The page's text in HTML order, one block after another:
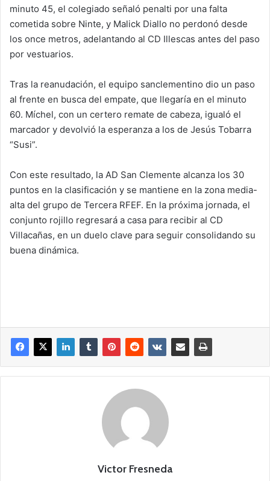
minuto 45, el colegiado señaló penalti por una falta
cometida sobre Ninte, y Malick Diallo no perdonó desde
los once metros, adelantando al CD Illescas antes del paso
por vestuarios.
Tras la reanudación, el equipo sanclementino dio un paso
al frente en busca del empate, que llegaría en el minuto
60. Míchel, con un certero remate de cabeza, igualó el
marcador y devolvió la esperanza a los de Jesús Tobarra
“Susi”.
Con este resultado, la AD San Clemente alcanza los 30
puntos en la clasificación y se mantiene en la zona media-
alta del grupo de Tercera RFEF. En la próxima jornada, el
conjunto rojillo regresará a casa para recibir al CD
Villacañas, en un duelo clave para seguir consolidando su
buena dinámica.
Victor Fresneda